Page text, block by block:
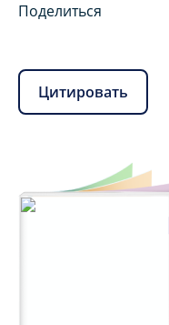
Поделиться
Цитировать